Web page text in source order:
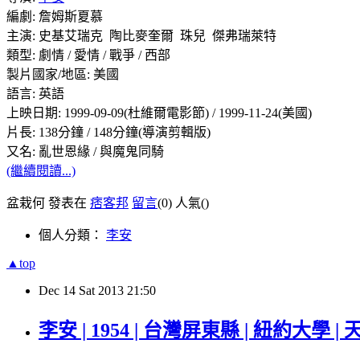
編劇: 詹姆斯夏慕
主演: 史基艾瑞克 陶比麥奎爾 珠兒 傑弗瑞萊特
類型: 劇情 / 愛情 / 戰爭 / 西部
製片國家/地區: 美國
語言: 英語
上映日期: 1999-09-09(杜維爾電影節) / 1999-11-24(美國)
片長: 138分鐘 / 148分鐘(導演剪輯版)
又名: 亂世恩緣 / 與魔鬼同騎
(繼續閱讀...)
盆栽何 發表在 痞客邦 留言(0) 人氣()
個人分類： 李安
▲top
Dec 14 Sat 2013 21:50
李安 | 1954 | 台灣屏東縣 | 紐約大學 |